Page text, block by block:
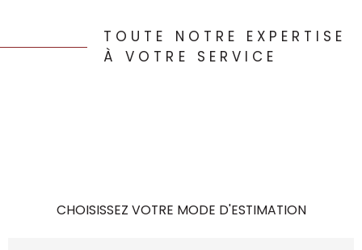
TOUTE NOTRE EXPERTISE
À VOTRE SERVICE
CHOISISSEZ VOTRE MODE D'ESTIMATION